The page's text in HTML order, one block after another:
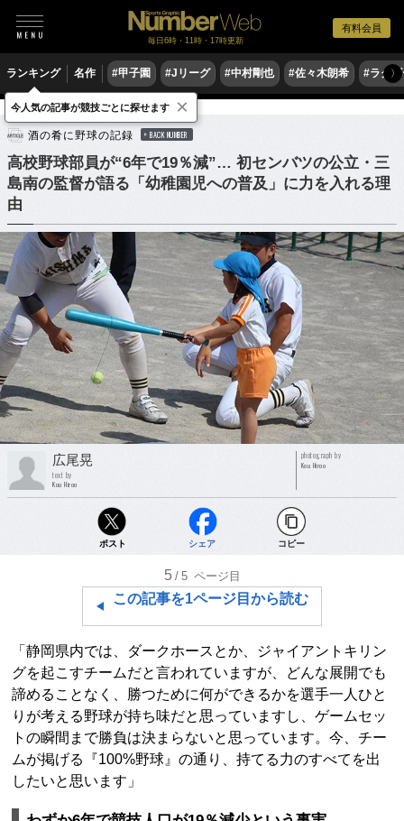
有料会員
毎日6時・11時・17時更新
ランキング 名作 #甲子園 #Jリーグ #中村剛也 #佐々木朗希 #ラグ〉
野球 高校野球
酒の肴に野球の記録 BACK NUMBER
高校野球部員が“6年で19％減”… 初センバツの公立・三
島南の監督が語る「幼稚園児への普及」に力を入れる理
由
広尾晃
text by
Kou Hiroo
photograph by
Kou Hiroo
ポスト シェア コピー
5 /5 ページ目
この記事を1ページ目から読む
「静岡県内では、ダークホースとか、ジャイアントキリン
グを起こすチームだと言われていますが、どんな展開でも
諦めることなく、勝つために何ができるかを選手一人ひと
りが考える野球が持ち味だと思っていますし、ゲームセッ
トの瞬間まで勝負は決まらないと思っています。今、チー
ムが掲げる『100%野球』の通り、持てる力のすべてを出
したいと思います」
今人気の記事が競技ごとに探せます ×